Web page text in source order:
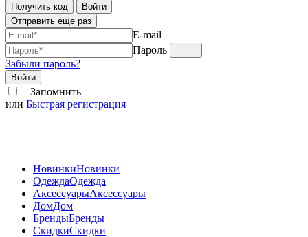
Получить код
Войти
Отправить еще раз
E-mail
Пароль
Забыли пароль?
Войти
Запомнить
или Быстрая регистрация
НовинкиНовинки
ОдеждаОдежда
АксессуарыАксессуары
ДомДом
БрендыБренды
СкидкиСкидки